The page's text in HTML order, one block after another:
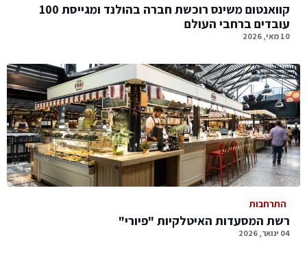
קוואנטום משינס רוכשת חברה בהולנד ומגייסת 100
עובדים ברחבי העולם
10 מאי, 2026
התרחבות
רשת המסעדות האיטלקיות "פיורי"
04 ינואר, 2026